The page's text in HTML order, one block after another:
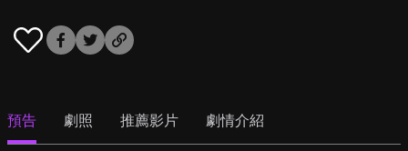
預告 劇照 推薦影片 劇情介紹